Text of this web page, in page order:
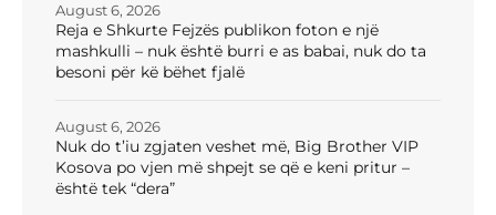
Reja e Shkurte Fejzës publikon foton e një
mashkulli – nuk është burri e as babai, nuk do ta
besoni për kë bëhet fjalë
August 6, 2026
Nuk do t’iu zgjaten veshet më, Big Brother VIP
Kosova po vjen më shpejt se që e keni pritur –
është tek “dera”
August 6, 2026